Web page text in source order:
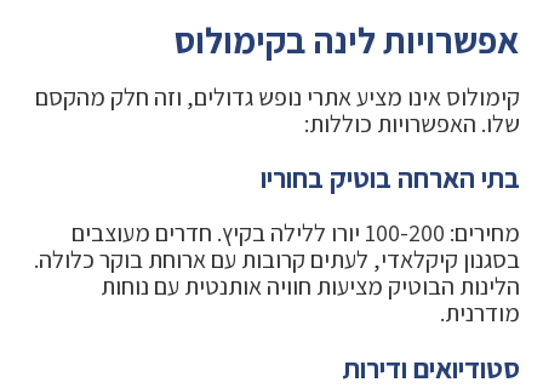
אפשרויות לינה בקימולוס
קימולוס אינו מציע אתרי נופש גדולים, וזה חלק מהקסם
שלו. האפשרויות כוללות:
בתי הארחה בוטיק בחוריו
מחירים: 100-200 יורו ללילה בקיץ. חדרים מעוצבים
בסגנון קיקלאדי, לעתים קרובות עם ארוחת בוקר כלולה.
הלינות הבוטיק מציעות חוויה אותנטית עם נוחות
מודרנית.
סטודיואים ודירות